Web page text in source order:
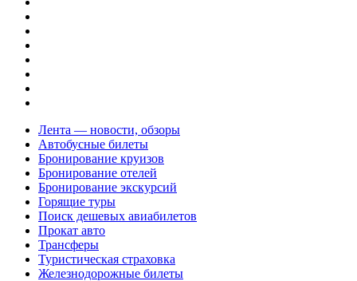
Лента — новости, обзоры
Автобусные билеты
Бронирование круизов
Бронирование отелей
Бронирование экскурсий
Горящие туры
Поиск дешевых авиабилетов
Прокат авто
Трансферы
Туристическая страховка
Железнодорожные билеты